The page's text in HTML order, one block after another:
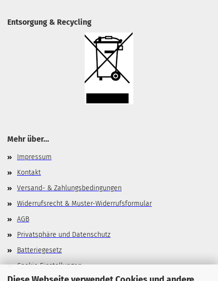
Entsorgung & Recycling
Mehr über...
Impressum
Kontakt
Versand- & Zahlungsbedingungen
Widerrufsrecht & Muster-Widerrufsformular
AGB
Privatsphäre und Datenschutz
Batteriegesetz
Cookie Einstellungen